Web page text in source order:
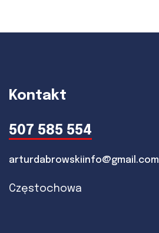
Kontakt
507 585 554
arturdabrowskiinfo@gmail.com
Częstochowa